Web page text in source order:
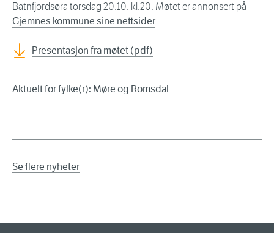
Batnfjordsøra torsdag 20.10. kl.20. Møtet er annonsert på
Gjemnes kommune sine nettsider.
Presentasjon fra møtet (pdf)
Aktuelt for fylke(r): Møre og Romsdal
Se flere nyheter